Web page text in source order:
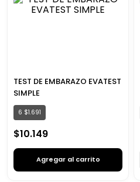
TEST DE EMBARAZO EVATEST
SIMPLE
6 $1.691
$10.149
Agregar al carrito